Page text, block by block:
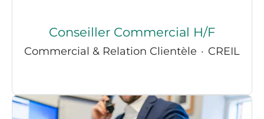
Conseiller Commercial H/F
Commercial & Relation Clientèle · CREIL